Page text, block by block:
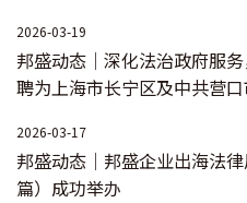
2026-03-19
邦盛动态｜深化法治政府服
聘为上海市长宁区及中共营
2026-03-17
邦盛动态｜邦盛企业出海法
篇）成功举办